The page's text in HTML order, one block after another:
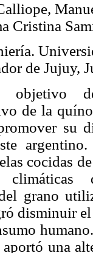
Cristina
de Jujuy,
objetivo
de la
su
cocidas
grano
disminuir
aportó una